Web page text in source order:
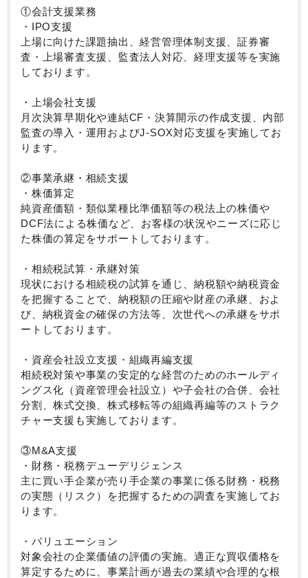
専門家でありながらも、ゼネラリストとしてクライア
ントの課題解決に繋がる力を得ることができる環境で
す。
監査法人からのネクストキャリアでゼネラリストとし
でも、大手の環境ではなく、専門家の多い環境で働き
たいと考えていらっしゃる方にオススメな企業です。
①会計支援業務
・IPO支援
上場に向けた課題抽出、経営管理体制支援、証券審
査・上場審査支援、監査法人対応、経理支援等を実施
しております。
・上場会社支援
月次決算早期化や連結CF・決算開示の作成支援、内部
監査の導入・運用およびJ-SOX対応支援を実施してお
ります。
②事業承継・相続支援
・株価算定
純資産価額・類似業種比準価額等の税法上の株価や
DCF法による株価など、お客様の状況やニーズに応じ
た株価の算定をサポートしております。
・相続税試算・承継対策
現状における相続税の試算を通じ、納税額や納税資金
を把握することで、納税額の圧縮や財産の承継、およ
び、納税資金の確保の方法等、次世代への承継をサポ
ートしております。
・資産会社設立支援・組織再編支援
相続税対策や事業の安定的な経営のためのホールディ
ングス化（資産管理会社設立）や子会社の合併、会社
分割、株式交換、株式移転等の組織再編等のストラク
チャー支援も実施しております。
③M&A支援
・財務・税務デューデリジェンス
主に買い手企業が売り手企業の事業に係る財務・税務
の実態（リスク）を把握するための調査を実施してお
ります。
・バリュエーション
対象会社の企業価値の評価の実施。適正な買収価格を
算定するために、事業計画が過去の業績や合理的な根